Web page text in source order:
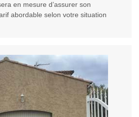
en mesure d’assurer son
abordable selon votre situation